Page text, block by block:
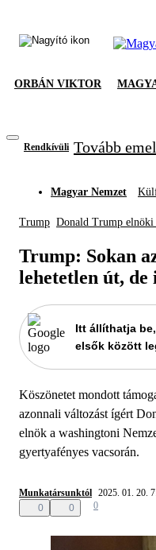
ORBÁN VIKTOR
Rendkívüli Tovább
Magyar Nemzet
Trump Donald Trump elnöki
Trump: Sokan
lehetetlen út,
Itt állíthatja
elsők között
Köszönetet mondott
azonnali változást ígért
elnök a washingtoni
gyertyafényes vacsorán.
Munkatársunktól 2025. 01. 20.
0
0 0